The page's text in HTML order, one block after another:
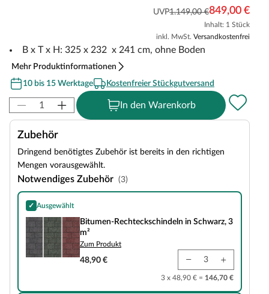
UVP1.149,00 €849,00 €
Inhalt: 1 Stück
inkl. MwSt. Versandkostenfrei
B x T x H: 325 x 232 x 241 cm, ohne Boden
Mehr Produktinformationen
10 bis 15 Werktage
Kostenfreier Stückgutversand
In den Warenkorb
Zubehör
Dringend benötigtes Zubehör ist bereits in den richtigen
Mengen vorausgewählt.
Notwendiges Zubehör (3)
✓ Ausgewählt
Bitumen-Rechteckschindeln in Schwarz, 3 m²
Bitumen-Rechteckschindeln in Schwarz, 3
m²
Zum Produkt
48,90 €
3 x 48,90 € = 146,70 €